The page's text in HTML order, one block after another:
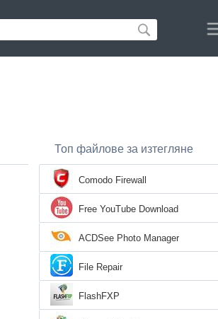
Топ файлове за изтегляне
Comodo Firewall
Free YouTube Download
ACDSee Photo Manager
File Repair
FlashFXP